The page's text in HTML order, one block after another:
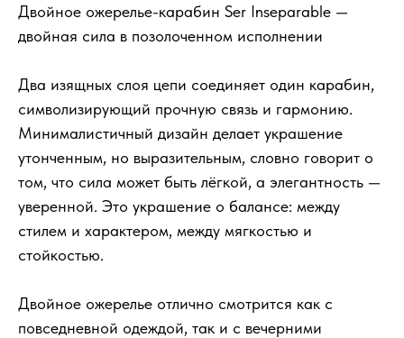
Двойное ожерелье-карабин Ser Inseparable —
двойная сила в позолоченном исполнении
Два изящных слоя цепи соединяет один карабин,
символизирующий прочную связь и гармонию.
Минималистичный дизайн делает украшение
утонченным, но выразительным, словно говорит о
том, что сила может быть лёгкой, а элегантность —
уверенной. Это украшение о балансе: между
стилем и характером, между мягкостью и
стойкостью.
Двойное ожерелье отлично смотрится как с
повседневной одеждой, так и с вечерними